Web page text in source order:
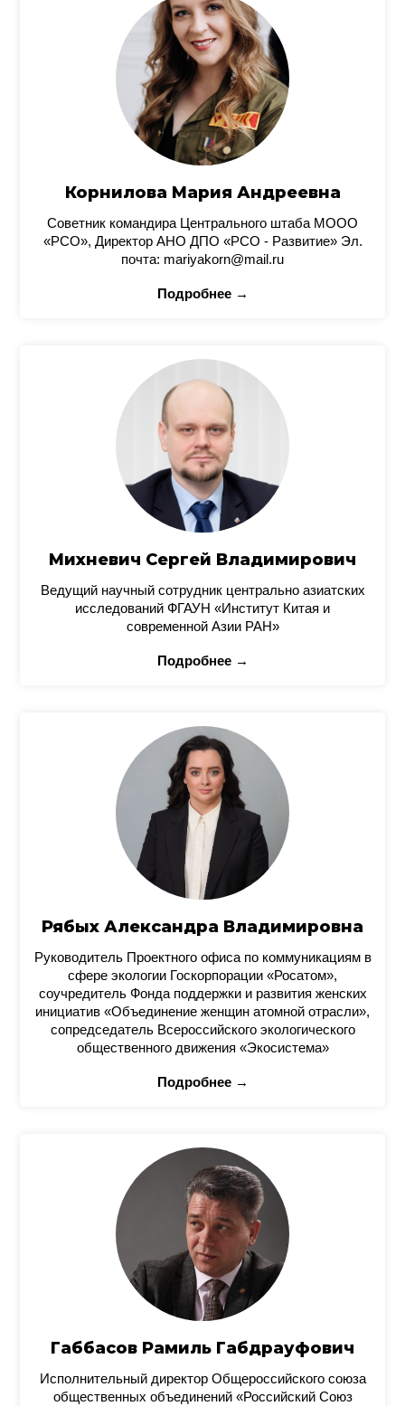
Корнилова Мария Андреевна
Советник командира Центрального штаба МООО
«РСО», Директор АНО ДПО «РСО - Развитие» Эл.
почта: mariyakorn@mail.ru
Подробнее →
Михневич Сергей Владимирович
Ведущий научный сотрудник центрально азиатских
исследований ФГАУН «Институт Китая и
современной Азии РАН»
Подробнее →
Рябых Александра Владимировна
Руководитель Проектного офиса по коммуникациям в
сфере экологии Госкорпорации «Росатом»,
соучредитель Фонда поддержки и развития женских
инициатив «Объединение женщин атомной отрасли»,
сопредседатель Всероссийского экологического
общественного движения «Экосистема»
Подробнее →
Габбасов Рамиль Габдрауфович
Исполнительный директор Общероссийского союза
общественных объединений «Российский Союз